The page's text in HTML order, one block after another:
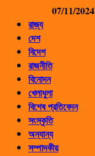
07/11/2024
রাজ্য
দেশ
বিদেশ
রাজনীতি
বিনোদন
খেলাধুলা
বিশেষ প্রতিবেদন
সংস্কৃতি
অন্যান্য
সম্পাদকীয়